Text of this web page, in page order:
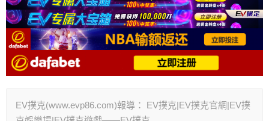
EV撲克(www.evp86.com)報導： EV撲克|EV撲克官網|EV撲